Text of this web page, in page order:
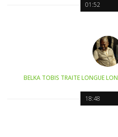
01:52
18:48
BELKA TOBIS TRAITE LONGUE